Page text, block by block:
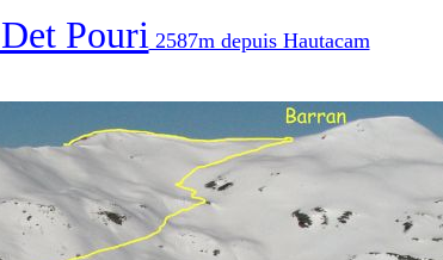
Pouri2587m depuis Hautacam